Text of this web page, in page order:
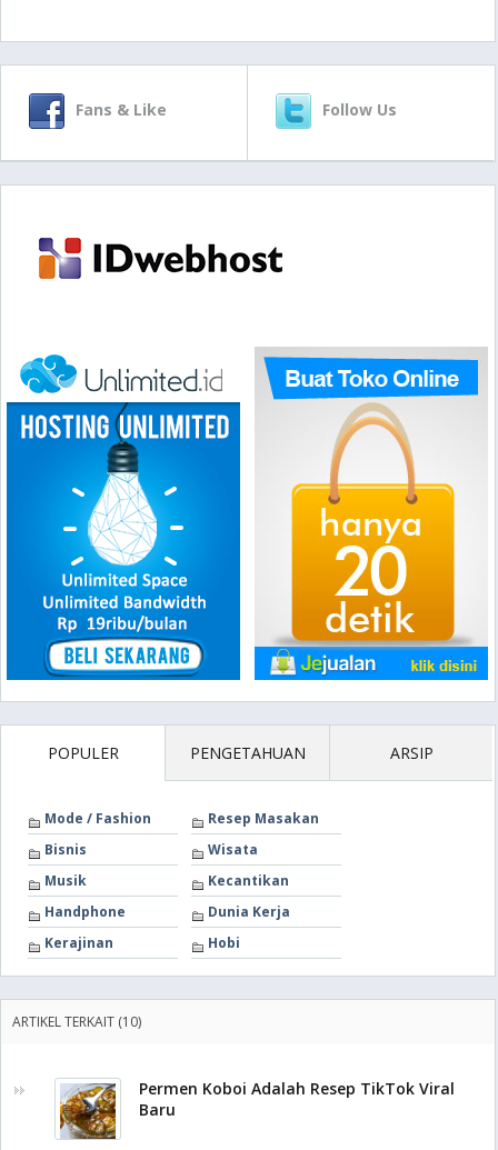
Fans & Like Follow Us
POPULER PENGETAHUAN ARSIP
Mode / Fashion
Resep Masakan
Bisnis
Wisata
Musik
Kecantikan
Handphone
Dunia Kerja
Kerajinan
Hobi
ARTIKEL TERKAIT (10)
Permen Koboi Adalah Resep TikTok Viral
Baru